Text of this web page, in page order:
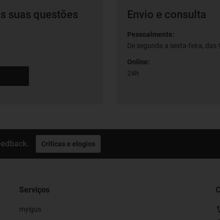
suas questões Envio e consulta
Pessoalmente:
De segunda a sexta-feira,
Online:
24h
Críticas e elogios
Serviços
myigus